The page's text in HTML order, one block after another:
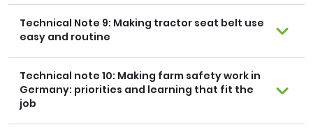
Technical Note 9: Making tractor seat belt use
easy and routine
Technical note 10: Making farm safety work in
Germany: priorities and learning that fit the
job